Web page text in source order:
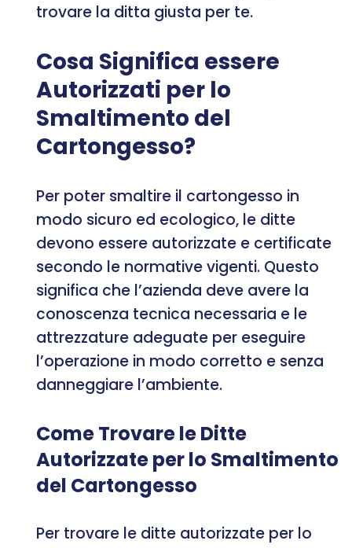
trovare la ditta giusta per te.
Cosa Significa essere
Autorizzati per lo
Smaltimento del
Cartongesso?
Per poter smaltire il cartongesso in
modo sicuro ed ecologico, le ditte
devono essere autorizzate e certificate
secondo le normative vigenti. Questo
significa che l’azienda deve avere la
conoscenza tecnica necessaria e le
attrezzature adeguate per eseguire
l’operazione in modo corretto e senza
danneggiare l’ambiente.
Come Trovare le Ditte
Autorizzate per lo Smaltimento
del Cartongesso
Per trovare le ditte autorizzate per lo